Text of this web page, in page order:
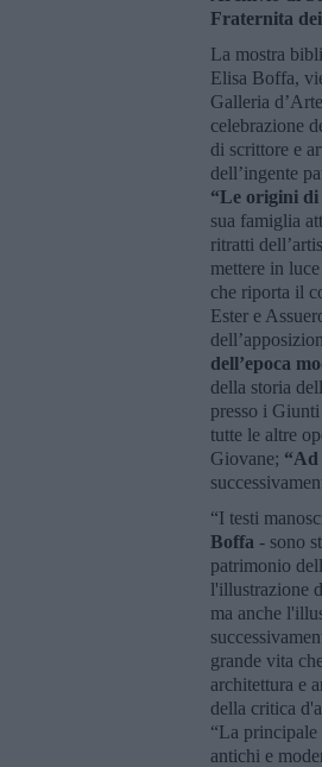
Fraternita
La mostra
Elisa Boffa,
Galleria
celebrazione
di scrittore e
dell’ingente
“Le origini di
sua famiglia
ritratti
mettere in
che riporta il
Ester e
dell’epoca
della storia
presso i
tutte le altre
Giovane; “Ad
“I testi
Boffa - sono
patrimonio
l'illustrazione
ma anche
grande vita
architettura e
della critica
“La principale
antichi e